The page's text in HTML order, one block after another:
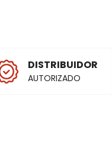
DISTRIBUIDOR
AUTORIZADO